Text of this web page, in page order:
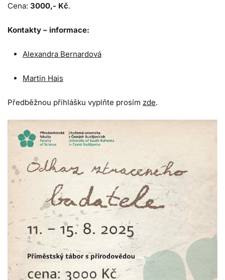
Cena: 3000,- Kč.
Kontakty – informace:
Alexandra Bernardová
Martin Hais
Předběžnou přihlášku vyplňte prosím zde.